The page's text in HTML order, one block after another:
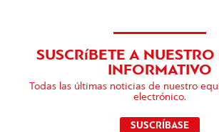
SUSCRíBETE A
INFORMATIVO
Todas las últimas noticias de nuestro
electrónico.
SUSCRÍBASE